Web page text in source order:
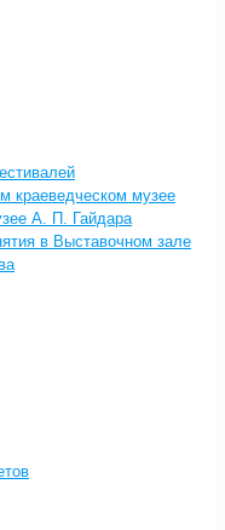
краеведческом музее
А. П. Гайдара
в Выставочном зале